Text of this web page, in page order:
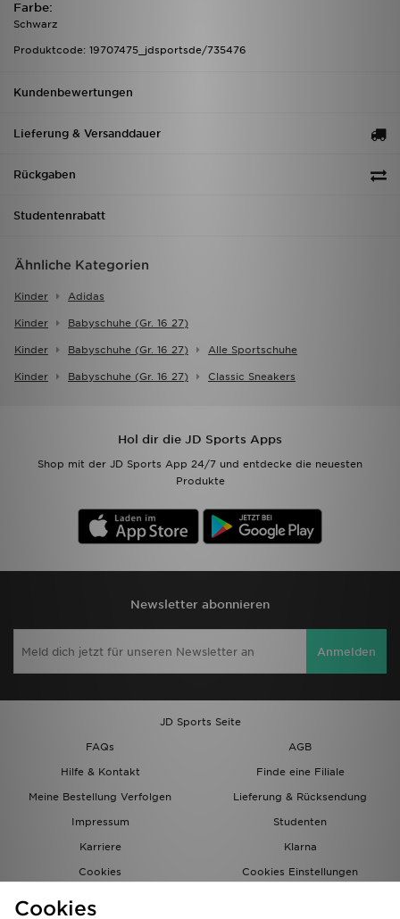
Farbe:
Schwarz
Produktcode: 19707475_jdsportsde/735476
Kundenbewertungen
Lieferung & Versanddauer
Rückgaben
Studentenrabatt
Ähnliche Kategorien
Kinder Adidas
Kinder Babyschuhe (gr. 16 27)
Kinder Babyschuhe (gr. 16 27) Alle Sportschuhe
Kinder Babyschuhe (gr. 16 27) Classic Sneakers
Hol dir die JD Sports Apps
Shop mit der JD Sports App 24/7 und entdecke die neuesten
Produkte
Newsletter abonnieren
Anmelden
JD Sports Seite
FAQs
AGB
Hilfe & Kontakt
Finde eine Filiale
Meine Bestellung Verfolgen
Lieferung & Rücksendung
Impressum
Studenten
Karriere
Klarna
Cookies
Cookies Einstellungen
Cookies